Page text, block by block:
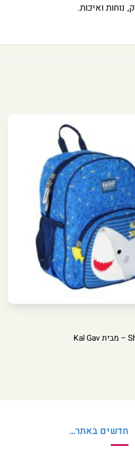
ואיכות.
חדשים באתר…